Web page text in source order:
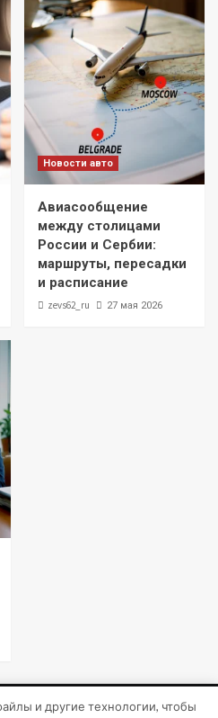
Новости авто
Авиасообщение
между столицами
России и Сербии:
маршруты, пересадки
и расписание
zevs62_ru 27 мая 2026
|CoverNewsот AF
и другие технологии, чтобы